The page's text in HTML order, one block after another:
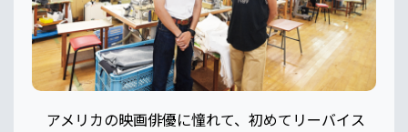
アメリカの映画俳優に憧れて、初めてリーバイス